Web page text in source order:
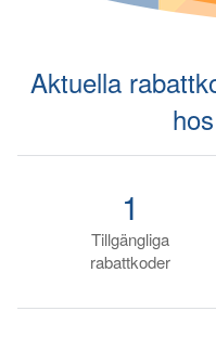
Aktuella
Tillgängliga
rabattkoder
1